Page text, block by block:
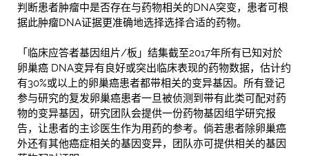
判断患者肿瘤中是否存在与药物相关的DNA突变，患者可根
据此肿瘤DNA证据更准确地选择选择合适的药物。
「临床应答者基因组片/板」结集截至2017年所有已知对於
卵巢癌 DNA变异有良好或突出临床表现的药物数据，估计约
有30%或以上的卵巢癌患者都带相关的变异基因。所有登记
参与研究的复发卵巢癌患者一旦被侦测到带有此类可配对药
物的变异基因，研究团队会提供一份药物基因组学研究报
告，让患者的主诊医生作为用药的参考。倘若患者除卵巢癌
外还有其他癌症相关的基因变异，团队亦可提供相关的基因